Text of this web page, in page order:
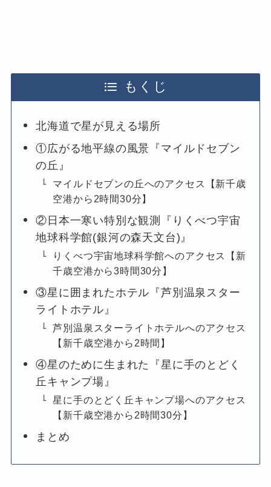
もくじ
北海道で星が見える場所
①広がる地平線の風景『マイルドセブン
の丘』
マイルドセブンの丘へのアクセス【新千歳
空港から2時間30分】
②日本一寒い特別な観測『りくべつ宇宙
地球科学館(銀河の森天文台)』
りくべつ宇宙地球科学館へのアクセス【新
千歳空港から3時間30分】
③星に囲まれたホテル『芦別温泉スター
ライトホテル』
芦別温泉スターライトホテルへのアクセス
【新千歳空港から2時間】
④星のために生まれた『星に手のとどく
丘キャンプ場』
星に手のとどく丘キャンプ場へのアクセス
【新千歳空港から2時間30分】
まとめ